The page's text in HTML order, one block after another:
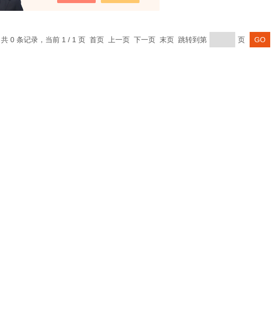
共 0 条记录，当前 1 / 1 页 首页 上一页 下一页 末页 跳转到第 页